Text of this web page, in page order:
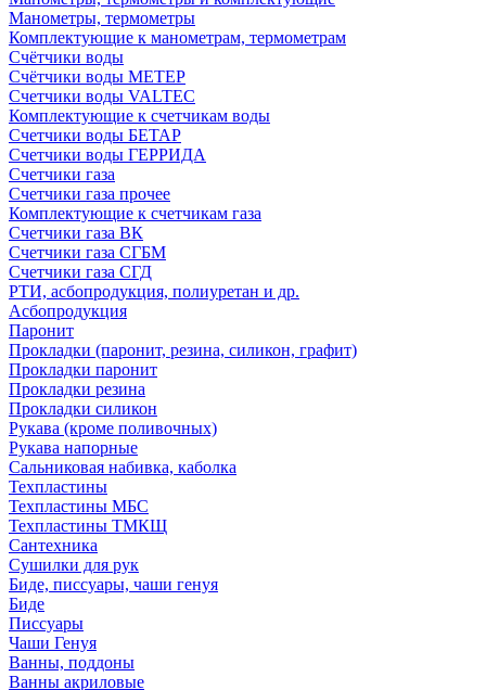
Манометры, термометры
Комплектующие к манометрам, термометрам
Счётчики воды
Счётчики воды МЕТЕР
Счетчики воды VALTEC
Комплектующие к счетчикам воды
Счетчики воды БЕТАР
Счетчики воды ГЕРРИДА
Счетчики газа
Счетчики газа прочее
Комплектующие к счетчикам газа
Счетчики газа ВК
Счетчики газа СГБМ
Счетчики газа СГД
РТИ, асбопродукция, полиуретан и др.
Асбопродукция
Паронит
Прокладки (паронит, резина, силикон, графит)
Прокладки паронит
Прокладки резина
Прокладки силикон
Рукава (кроме поливочных)
Рукава напорные
Сальниковая набивка, каболка
Техпластины
Техпластины МБС
Техпластины ТМКЩ
Сантехника
Сушилки для рук
Биде, писсуары, чаши генуя
Биде
Писсуары
Чаши Генуя
Ванны, поддоны
Ванны акриловые